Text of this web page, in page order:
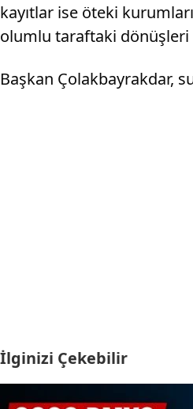
kayıtlar ise öteki
olumlu taraftaki dönüşleri
Başkan Çolakbayrakdar,
İlginizi Çekebilir